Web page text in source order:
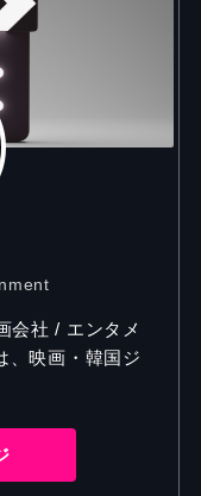
会社 / エンタメ
、映画・韓国ジ